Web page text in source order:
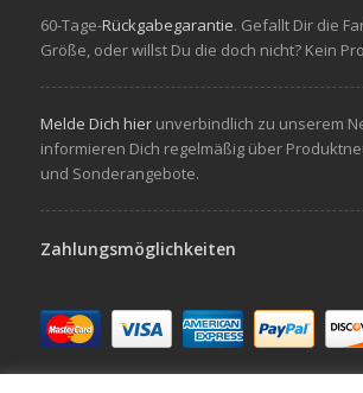
60-Tage-Rückgabegarantie. Gefallt Dir die
Größe, oder willst Du die doch nicht? Kein
Melde Dich hierunverbindlich zu unserem
informieren Dich regelmäßig über
und Sonderangebote.
Zahlungsmöglichkeiten